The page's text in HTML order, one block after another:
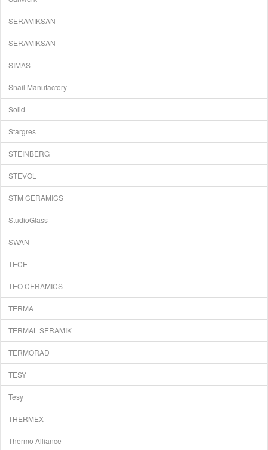
SERAMIKSAN
SERAMIKSAN
SIMAS
Snail Manufactory
Solid
Stargres
STEINBERG
STEVOL
STM CERAMICS
StudioGlass
SWAN
TECE
TEO CERAMICS
TERMA
TERMAL SERAMIK
TERMORAD
TESY
Tesy
THERMEX
Thermo Alliance